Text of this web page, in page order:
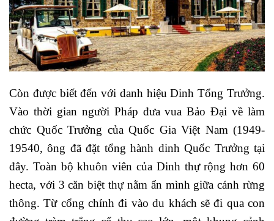
Còn được biết đến với danh hiệu Dinh Tổng Trưởng.
Vào thời gian người Pháp đưa vua Bảo Đại về làm
chức Quốc Trưởng của Quốc Gia Việt Nam (1949-
19540, ông đã đặt tổng hành dinh Quốc Trưởng tại
đây. Toàn bộ khuôn viên của Dinh thự rộng hơn 60
hecta, với 3 căn biệt thự nằm ẩn mình giữa cánh rừng
thông. Từ cổng chính đi vào du khách sẽ đi qua con